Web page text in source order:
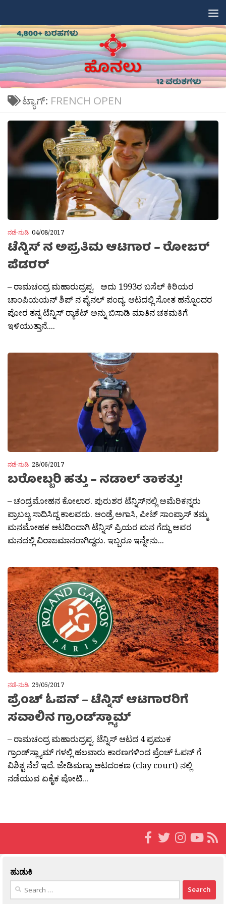
ಟ್ಯಾಗ್: FRENCH OPEN
ನಡೆ-ನುಡಿ 04/08/2017
ಟೆನ್ನಿಸ್ ನ ಅಪ್ರತಿಮ ಆಟಗಾರ – ರೋಜರ್
ಪೆಡರರ್
– ರಾಮಚಂದ್ರ ಮಹಾರುದ್ರಪ್ಪ. ಅದು 1993ರ ಬಸೆಲ್ ಕಿರಿಯರ
ಚಾಂಪಿಯಯನ್ ಶಿಪ್ ನ ಪೈನಲ್ ಪಂದ್ಯ. ಆಟದಲ್ಲಿ ಸೋತ ಹನ್ನೊಂದರ
ಪೋರ ತನ್ನ ಟೆನ್ನಿಸ್ ರ‍್ಯಾಕೆಟ್ ಅನ್ನು ಬಿಸಾಡಿ ಮಾತಿನ ಚಕಮಕಿಗೆ
ಇಳಿಯುತ್ತಾನೆ....
ನಡೆ-ನುಡಿ 28/06/2017
ಬರೋಬ್ಬರಿ ಹತ್ತು – ನಡಾಲ್​ ತಾಕತ್ತು!
– ಚಂದ್ರಮೋಹನ ಕೋಲಾರ. ಪುರುಶರ ಟೆನ್ನಿಸ್​ನಲ್ಲಿ ಅಮೆರಿಕನ್ನರು
ಪ್ರಾಬಲ್ಯ ಸಾದಿಸಿದ್ದ ಕಾಲವದು. ಆಂಡ್ರೆ ಅಗಾಸಿ, ಪೀಟ್ ಸಾಂಪ್ರಾಸ್​ ತಮ್ಮ
ಮನಮೋಹಕ ಆಟದಿಂದಾಗಿ ಟೆನ್ನಿಸ್​ ಪ್ರಿಯರ ಮನ ಗೆದ್ದು ಅವರ
ಮನದಲ್ಲಿ ವಿರಾಜಮಾನರಾಗಿದ್ದರು. ಇಬ್ಬರೂ ಇನ್ನೇನು...
ನಡೆ-ನುಡಿ 29/05/2017
ಪ್ರೆಂಚ್ ಓಪನ್ – ಟೆನ್ನಿಸ್ ಆಟಗಾರರಿಗೆ
ಸವಾಲಿನ ಗ್ರಾಂಡ್‌ಸ್ಲ್ಯಾಮ್
– ರಾಮಚಂದ್ರ ಮಹಾರುದ್ರಪ್ಪ. ಟೆನ್ನಿಸ್ ಆಟದ 4 ಪ್ರಮುಕ
ಗ್ರಾಂಡ್‌ಸ್ಲ್ಯಾಮ್ ಗಳಲ್ಲಿ ಹಲವಾರು ಕಾರಣಗಳಿಂದ ಪ್ರೆಂಚ್ ಓಪನ್ ಗೆ
ವಿಶಿಶ್ಟ ನೆಲೆ ಇದೆ. ಜೇಡಿಮಣ್ಣು ಆಟದಂಕಣ (clay court) ನಲ್ಲಿ
ನಡೆಯುವ ಏಕೈಕ ಪೋಟಿ...
ಹುಡುಕಿ
Search